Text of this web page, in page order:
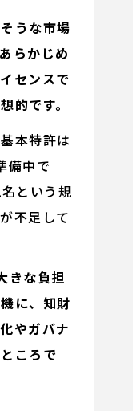
うな市場
らかじめ
センスで
的です。
本特許は
備中で
という規
不足して
きな負担
に、知財
やガバナ
ころで